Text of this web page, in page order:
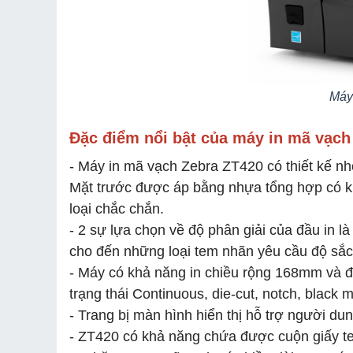
Đặc điểm nổi bật của máy in mã vạch
- Máy in mã vạch Zebra ZT420 có thiết kế
Mặt trước được áp bằng nhựa tổng hợp có
loại chắc chắn.
- 2 sự lựa chọn về độ phân giải của đầu in
cho đến những loại tem nhãn yêu cầu độ
- Máy có khả năng in chiều rộng 168mm và
trạng thái Continuous, die-cut, notch, black
- Trang bị màn hình hiển thị hỗ trợ người
- ZT420 có khả năng chứa được cuộn giấy